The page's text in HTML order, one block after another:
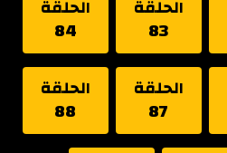
الحلقة
83
الحلقة
84
الحلقة
87
الحلقة
88